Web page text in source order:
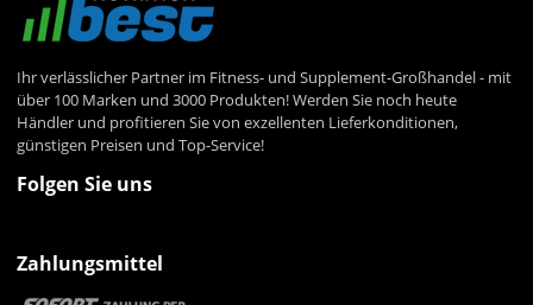
Ihr verlässlicher Partner im Fitness- und Supplement-Großhandel - mit
über 100 Marken und 3000 Produkten! Werden Sie noch heute
Händler und profitieren Sie von exzellenten Lieferkonditionen,
günstigen Preisen und Top-Service!
Folgen Sie uns
Zahlungsmittel